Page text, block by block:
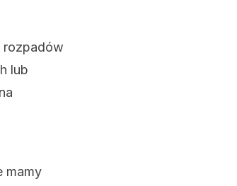
rozpadów
lub
mamy